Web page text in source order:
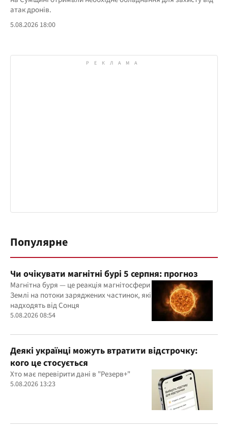
атак дронів.
5.08.2026 18:00
Популярне
Чи очікувати магнітні бурі 5 серпня: прогноз
Магнітна буря — це реакція магнітосфери
Землі на потоки заряджених частинок, які
надходять від Сонця
5.08.2026 08:54
Деякі українці можуть втратити відстрочку:
кого це стосується
Хто має перевірити дані в "Резерв+"
5.08.2026 13:23